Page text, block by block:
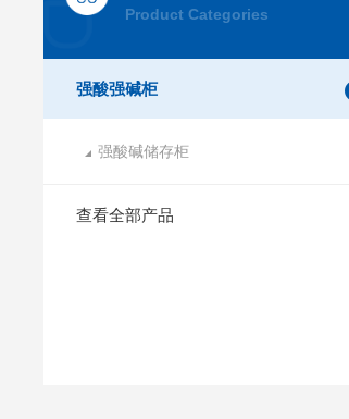
Product Categories
强酸强碱柜
强酸碱储存柜
查看全部产品